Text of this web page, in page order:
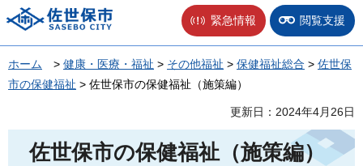
佐世保市 緊急情報 閲覧支援
ホーム > 健康・医療・福祉 > その他福祉 > 保健福祉総合 > 佐世保
市の保健福祉 > 佐世保市の保健福祉（施策編）
更新日：2024年4月26日
佐世保市の保健福祉（施策編）